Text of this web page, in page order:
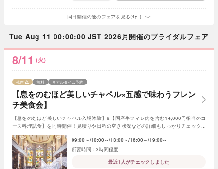
同日開催の他のフェアを見る(4件)
Tue Aug 11 00:00:00 JST 2026月開催のブライダルフェア
8/11 (火)
【息をのむほど美しいチャペル×五感で味わうフレン
チ美食会】
残席 無料 リアルタイム予約
【息をのむほど美しいチャペル入場体験】&【国産牛フィレ肉を含む14,000円相当のコ
ース料理試食】を同時開催！見積りや日程の空き状況などの詳細もしっかりチェックで
09:00～ 10:00～ 13:00～ 16:00～ 19:00～
3時間程度
最近1人がチェックしました